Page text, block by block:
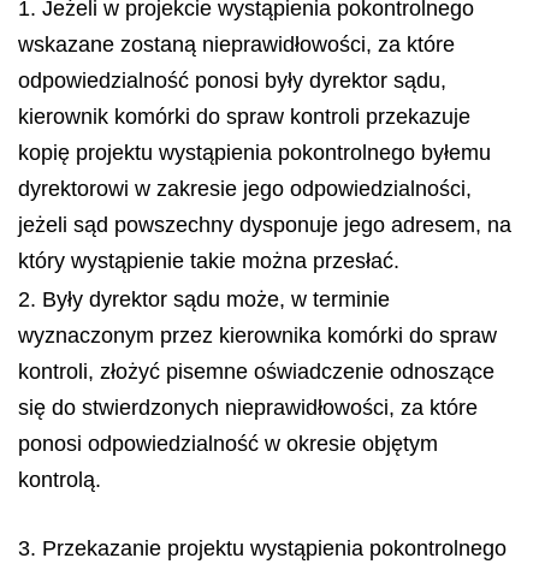
1. Jeżeli w projekcie wystąpienia pokontrolnego
wskazane zostaną nieprawidłowości, za które
odpowiedzialność ponosi były dyrektor sądu,
kierownik komórki do spraw kontroli przekazuje
kopię projektu wystąpienia pokontrolnego byłemu
dyrektorowi w zakresie jego odpowiedzialności,
jeżeli sąd powszechny dysponuje jego adresem, na
który wystąpienie takie można przesłać.
2. Były dyrektor sądu może, w terminie
wyznaczonym przez kierownika komórki do spraw
kontroli, złożyć pisemne oświadczenie odnoszące
się do stwierdzonych nieprawidłowości, za które
ponosi odpowiedzialność w okresie objętym
kontrolą.
3. Przekazanie projektu wystąpienia pokontrolnego